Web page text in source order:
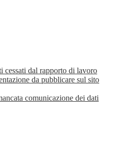
cessati dal rapporto di lavoro
da pubblicare sul sito
comunicazione dei dati